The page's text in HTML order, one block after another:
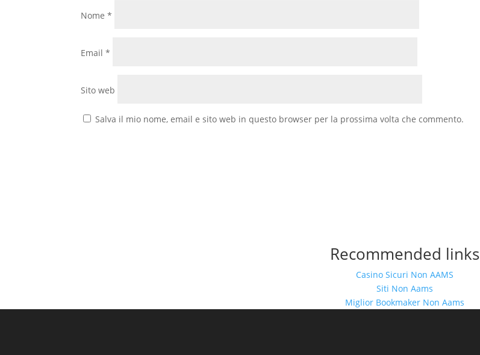
Nome*
Email*
Sito web
Salva il mio nome, email e sito web in questo browser per la prossima volta che commento.
Recommended links
Casino Sicuri Non AAMS
Siti Non Aams
Miglior Bookmaker Non Aams